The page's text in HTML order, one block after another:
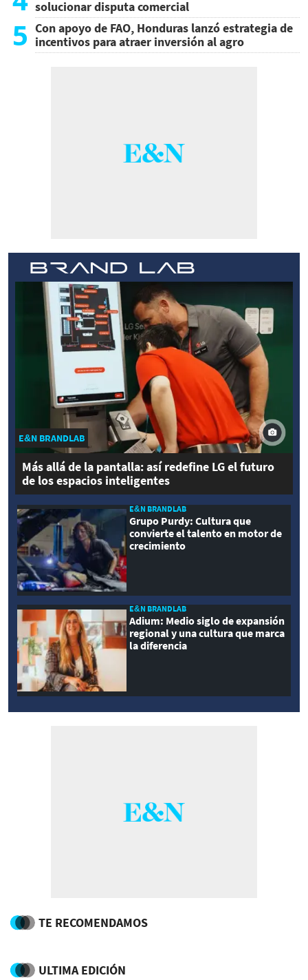
solucionar disputa comercial
5 Con apoyo de FAO, Honduras lanzó estrategia de
incentivos para atraer inversión al agro
E&N BRANDLAB
Más allá de la pantalla: así redefine LG el futuro
de los espacios inteligentes
E&N BRANDLAB
Grupo Purdy: Cultura que
convierte el talento en motor de
crecimiento
E&N BRANDLAB
Adium: Medio siglo de expansión
regional y una cultura que marca
la diferencia
TE RECOMENDAMOS
ULTIMA EDICIÓN